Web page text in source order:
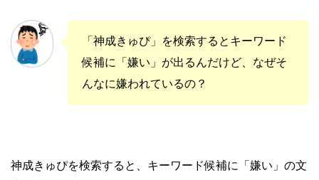
「神成きゅぴ」を検索するとキーワード
候補に「嫌い」が出るんだけど、なぜそ
んなに嫌われているの？
神成きゅぴを検索すると、キーワード候補に「嫌い」の文